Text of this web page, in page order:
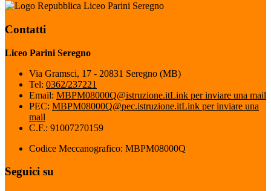
Liceo Parini Seregno
Contatti
Liceo Parini Seregno
Via Gramsci, 17 - 20831 Seregno (MB)
Tel: 0362/237221
Email: MBPM08000Q@istruzione.itLink per inviare una mail
PEC: MBPM08000Q@pec.istruzione.itLink per inviare una
mail
C.F.: 91007270159
Codice Meccanografico: MBPM08000Q
Seguici su